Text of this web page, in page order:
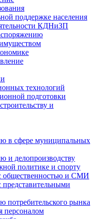
поддержке населения
КДНиЗП
технологий
подготовки
и
в сфере муниципальных
и делопроизводству
политике и спорту
общественностью и СМИ
представительными
потребительского рынка
персоналом